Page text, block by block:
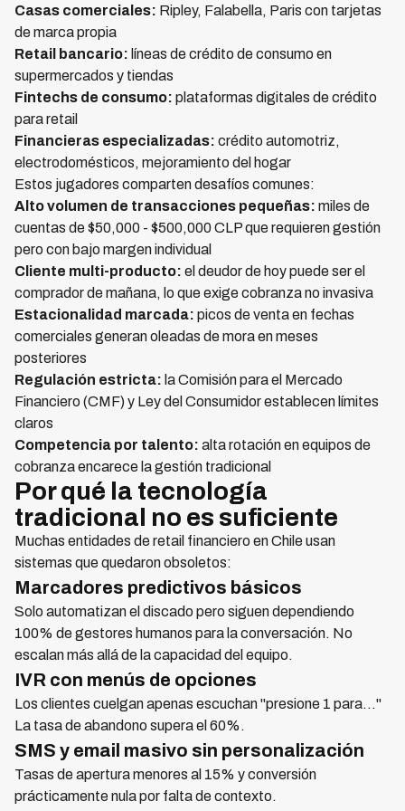
Casas comerciales: Ripley, Falabella, Paris con tarjetas
de marca propia
Retail bancario: líneas de crédito de consumo en
supermercados y tiendas
Fintechs de consumo: plataformas digitales de crédito
para retail
Financieras especializadas: crédito automotriz,
electrodomésticos, mejoramiento del hogar
Estos jugadores comparten desafíos comunes:
Alto volumen de transacciones pequeñas: miles de
cuentas de $50,000 - $500,000 CLP que requieren gestión
pero con bajo margen individual
Cliente multi-producto: el deudor de hoy puede ser el
comprador de mañana, lo que exige cobranza no invasiva
Estacionalidad marcada: picos de venta en fechas
comerciales generan oleadas de mora en meses
posteriores
Regulación estricta: la Comisión para el Mercado
Financiero (CMF) y Ley del Consumidor establecen límites
claros
Competencia por talento: alta rotación en equipos de
cobranza encarece la gestión tradicional
Por qué la tecnología
tradicional no es suficiente
Muchas entidades de retail financiero en Chile usan
sistemas que quedaron obsoletos:
Marcadores predictivos básicos
Solo automatizan el discado pero siguen dependiendo
100% de gestores humanos para la conversación. No
escalan más allá de la capacidad del equipo.
IVR con menús de opciones
Los clientes cuelgan apenas escuchan "presione 1 para..."
La tasa de abandono supera el 60%.
SMS y email masivo sin personalización
Tasas de apertura menores al 15% y conversión
prácticamente nula por falta de contexto.